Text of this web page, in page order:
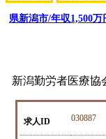
県新潟市/年収1,500万
新潟勤労者医療
求人ID 030887